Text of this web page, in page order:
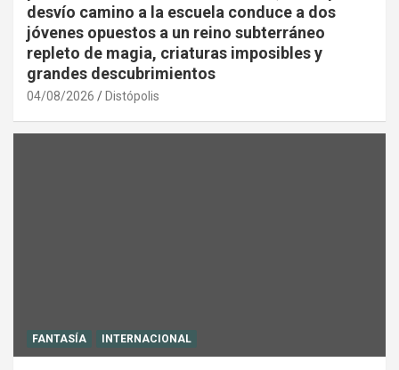
desvío camino a la escuela conduce a dos
jóvenes opuestos a un reino subterráneo
repleto de magia, criaturas imposibles y
grandes descubrimientos
04/08/2026 Distópolis
FANTASÍA INTERNACIONAL